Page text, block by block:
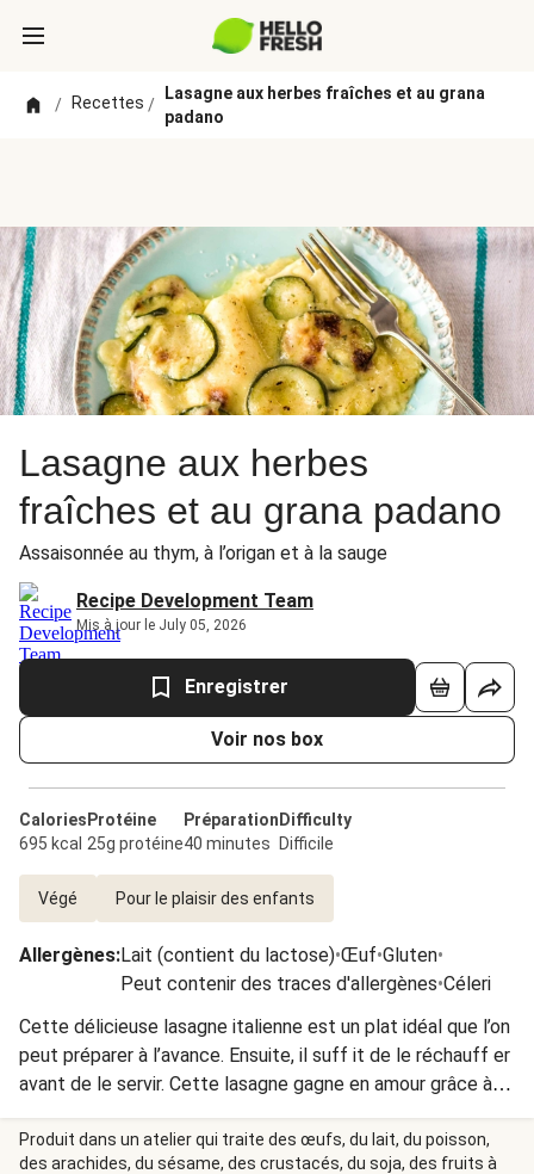
/ Recettes /
Lasagne aux herbes fraîches et au grana
padano
Lasagne aux herbes
fraîches et au grana padano
Assaisonnée au thym, à l’origan et à la sauge
Recipe Development Team
Mis à jour le July 05, 2026
Enregistrer
Voir nos box
Calories
695 kcal
Protéine
25g protéine
Préparation
40 minutes
Difficulty
Difficile
Végé Pour le plaisir des enfants
Allergènes:Lait (contient du lactose)•Œuf•Gluten•
Peut contenir des traces d'allergènes•Céleri
Cette délicieuse lasagne italienne est un plat idéal que l’on
peut préparer à l’avance. Ensuite, il suff it de le réchauff er
avant de le servir. Cette lasagne gagne en amour grâce à la
sauce faite maison et en arômes grâce au mélange de
thym, d’origan et de sauge.
Produit dans un atelier qui traite des œufs, du lait, du poisson,
des arachides, du sésame, des crustacés, du soja, des fruits à